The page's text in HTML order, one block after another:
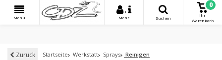
Menu
+
Mehr
Suchen
0
Ihr
Warenkorb
Zurück Startseite Werkstatt Sprays Reinigen